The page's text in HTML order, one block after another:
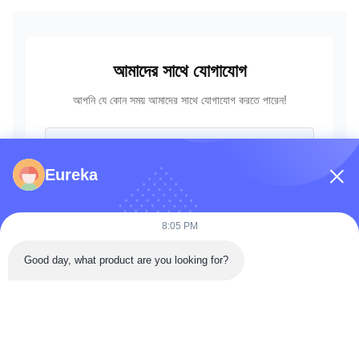
আমাদের সাথে যোগাযোগ
আপনি যে কোন সময় আমাদের সাথে যোগাযোগ করতে পারেন!
Eureka
8:05 PM
Good day, what product are you looking for?